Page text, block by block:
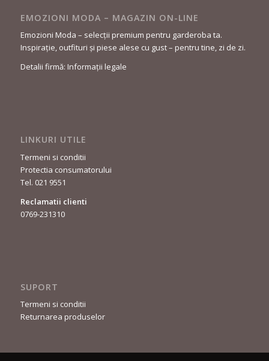
EMOZIONI MODA – MAGAZIN ON-LINE
Emozioni Moda – selecții premium pentru garderoba ta.
Inspirație, outfituri și piese alese cu gust – pentru tine, zi de zi.
Detalii firmă: Informații legale
LINKURI UTILE
Termeni si conditii
Protectia consumatorului
Tel. 021 9551
Reclamatii clienti
0769-231310
SUPORT
Termeni si conditii
Returnarea produselor